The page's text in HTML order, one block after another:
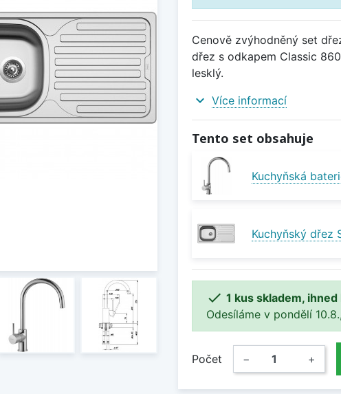
Cenově zvýhodněný set
dřez s odkapem Classic
lesklý.
expand_more Více informací
Tento set obsahuje
Kuchyňská
Kuchyňský dřez
 1 kus skladem,
Odesíláme v pondělí
Počet − +